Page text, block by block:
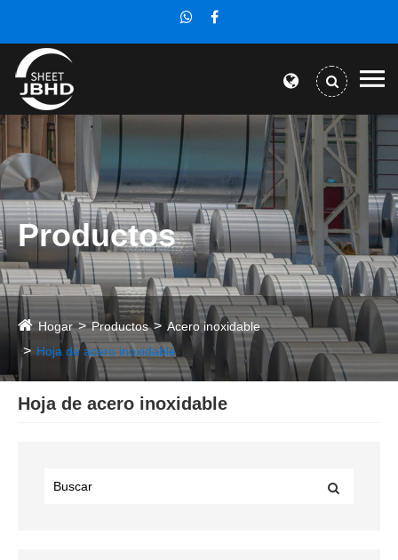
Productos
Hogar Productos
Acero inoxidable
Hoja de acero inoxidable
Hoja de acero inoxidable